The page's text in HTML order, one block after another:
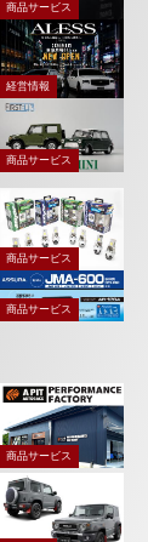
商品サービス
経営情報
商品サービス
商品サービス
商品サービス
商品サービス